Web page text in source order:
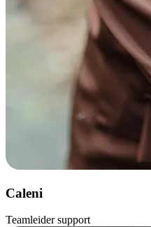
Caleni
Teamleider support